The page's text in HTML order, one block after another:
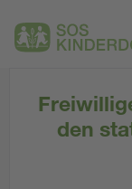
den